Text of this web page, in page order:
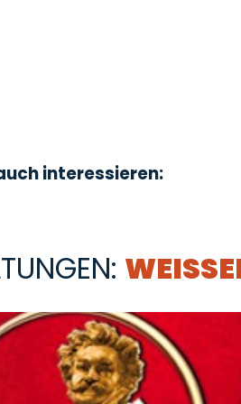
interessieren: